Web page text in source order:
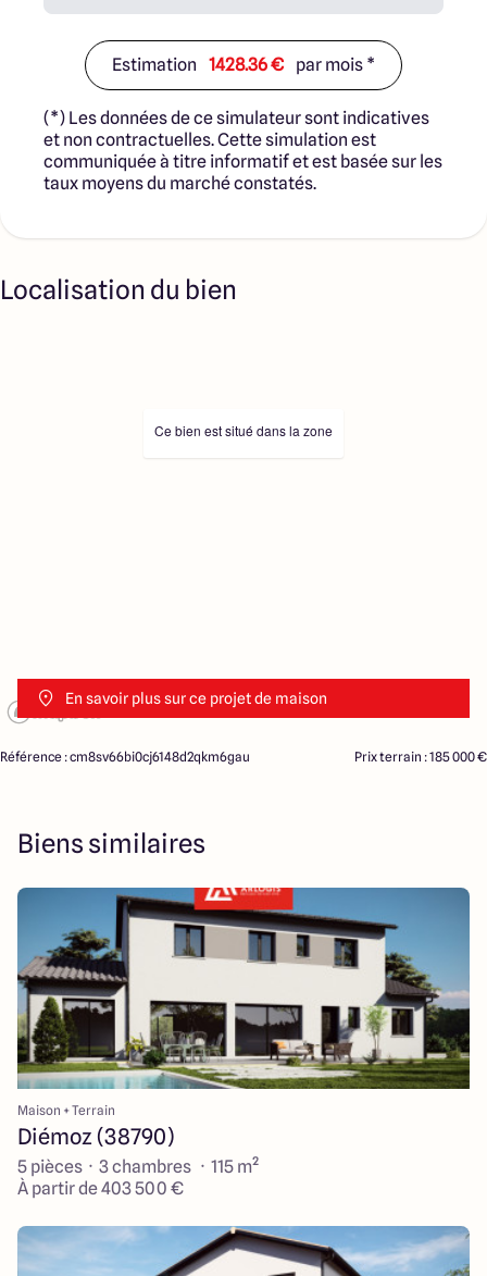
Estimation 1428.36 € par mois *
(*) Les données de ce simulateur sont indicatives
et non contractuelles. Cette simulation est
communiquée à titre informatif et est basée sur les
taux moyens du marché constatés.
Localisation du bien
En savoir plus sur ce projet de maison
Ce bien est situé dans la zone
Référence : cm8sv66bi0cj6148d2qkm6gau Prix terrain : 185 000 €
Biens similaires
Maison + Terrain
Diémoz (38790)
5 pièces · 3 chambres · 115 m²
À partir de 403 500 €